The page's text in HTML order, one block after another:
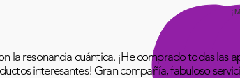
resonancia cuántica. ¡He comprado todas las
interesantes! Gran compañía, fabuloso